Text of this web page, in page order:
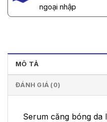
ngoại nhập
MÔ TẢ
ĐÁNH GIÁ (0)
Serum căng bóng